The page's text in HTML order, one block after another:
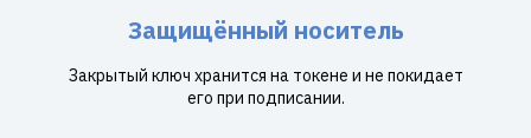
Защищённый носитель
Закрытый ключ хранится на токене и не покидает
его при подписании.